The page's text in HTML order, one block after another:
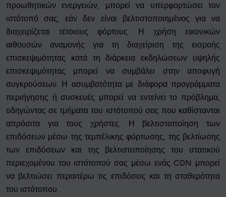
προωθητικών ενεργειών, μπορεί να υπερφορτώσει τον
ιστότοπό σας, εάν δεν είναι βελτιστοποιημένος για να
διαχειρίζεται τέτοιους φόρτους. Η χρήση εικονικών
αιθουσών αναμονής για τη διαχείριση της εισροής
επισκεψιμότητας κατά τη διάρκεια εκδηλώσεων υψηλής
επισκεψιμότητας μπορεί να συμβάλει στην αποφυγή
συγκρούσεων. Η ασυμβατότητα με διάφορα προγράμματα
περιήγησης ή συσκευές μπορεί να εντείνει το πρόβλημα,
οδηγώντας σε τμήματα του ιστότοπού σας που καθίστανται
απρόσιτα για τους χρήστες. Η βελτιστοποίηση των
επιδόσεων μέσω της τεμπέλικης φόρτωσης, της βελτίωσης
των επιδόσεων και της βελτιστοποίησης του στατικού
περιεχομένου του ιστότοπού σας μέσω ενός CDN μπορεί
να βελτιώσει περαιτέρω τις επιδόσεις και τη σταθερότητα
του ιστότοπου.